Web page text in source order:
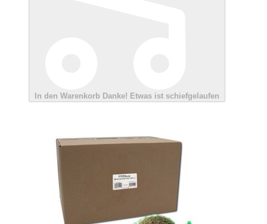
In den Warenkorb Danke! Etwas ist schiefgelaufen